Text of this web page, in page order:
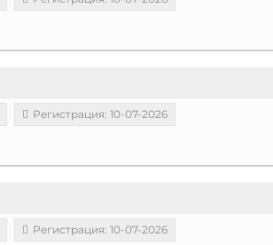
Регистрация: 10-07-2026
Регистрация: 10-07-2026